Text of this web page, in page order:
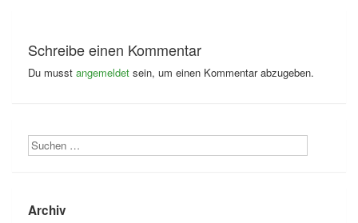
Schreibe einen Kommentar
Du musst angemeldetsein, um einen Kommentar abzugeben.
Archiv